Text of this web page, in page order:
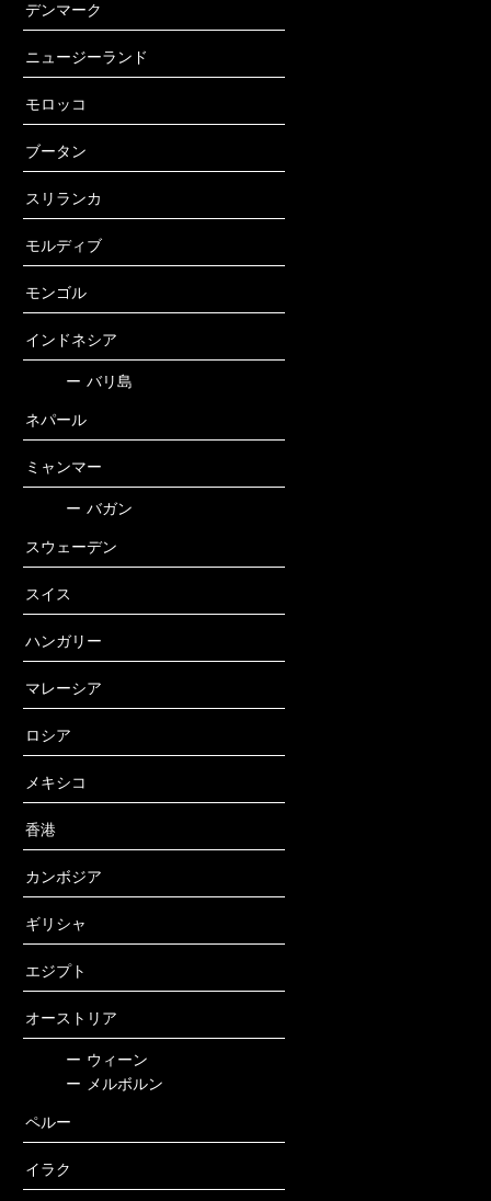
デンマーク
ニュージーランド
モロッコ
ブータン
スリランカ
モルディブ
モンゴル
インドネシア
ー バリ島
ネパール
ミャンマー
ー バガン
スウェーデン
スイス
ハンガリー
マレーシア
ロシア
メキシコ
香港
カンボジア
ギリシャ
エジプト
オーストリア
ー ウィーン
ー
メルボルン
ペルー
イラク